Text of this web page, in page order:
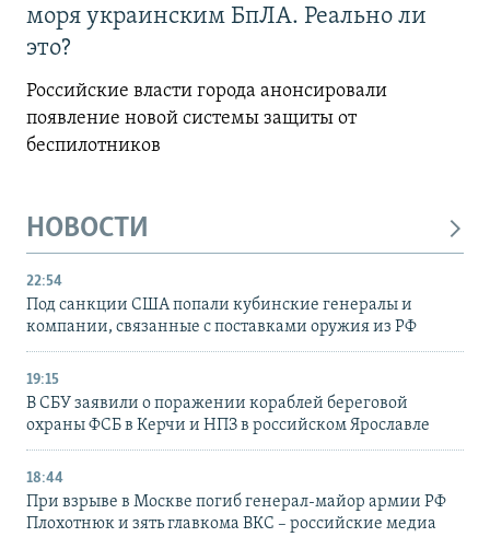
моря украинским БпЛА. Реально ли
это?
Российские власти города анонсировали
появление новой системы защиты от
беспилотников
НОВОСТИ
22:54
Под санкции США попали кубинские генералы и
компании, связанные с поставками оружия из РФ
19:15
В СБУ заявили о поражении кораблей береговой
охраны ФСБ в Керчи и НПЗ в российском Ярославле
18:44
При взрыве в Москве погиб генерал-майор армии РФ
Плохотнюк и зять главкома ВКС – российские медиа